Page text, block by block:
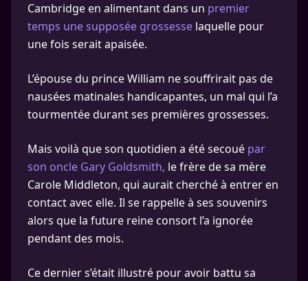
Cambridge en alimentant dans un premier
temps une supposée grossesse laquelle pour
une fois serait apaisée.
L’épouse du prince William ne souffrirait pas de
nausées matinales handicapantes, un mal qui l’a
tourmentée durant ses premières grossesses.
Mais voilà que son quotidien a été secoué par
son oncle Gary Goldsmith, le frère de sa mère
Carole Middleton, qui aurait cherché à entrer en
contact avec elle. Il se rappelle à ses souvenirs
alors que la future reine consort l’a ignorée
pendant des mois.
Ce dernier s’était illustré pour avoir battu sa